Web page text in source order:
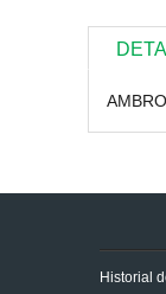
Historial